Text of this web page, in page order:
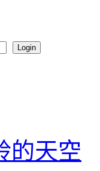
Login
的天空